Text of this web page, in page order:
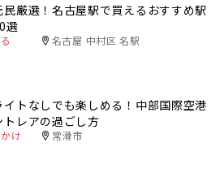
民厳選！名古屋駅で買えるおすすめ駅
選
名古屋 中村区 名駅
イトなしでも楽しめる！中部国際空港
トレアの過ごし方
け 常滑市